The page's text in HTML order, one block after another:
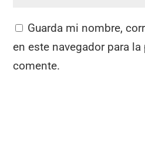
Guarda mi nombre,
en este navegador para
comente.